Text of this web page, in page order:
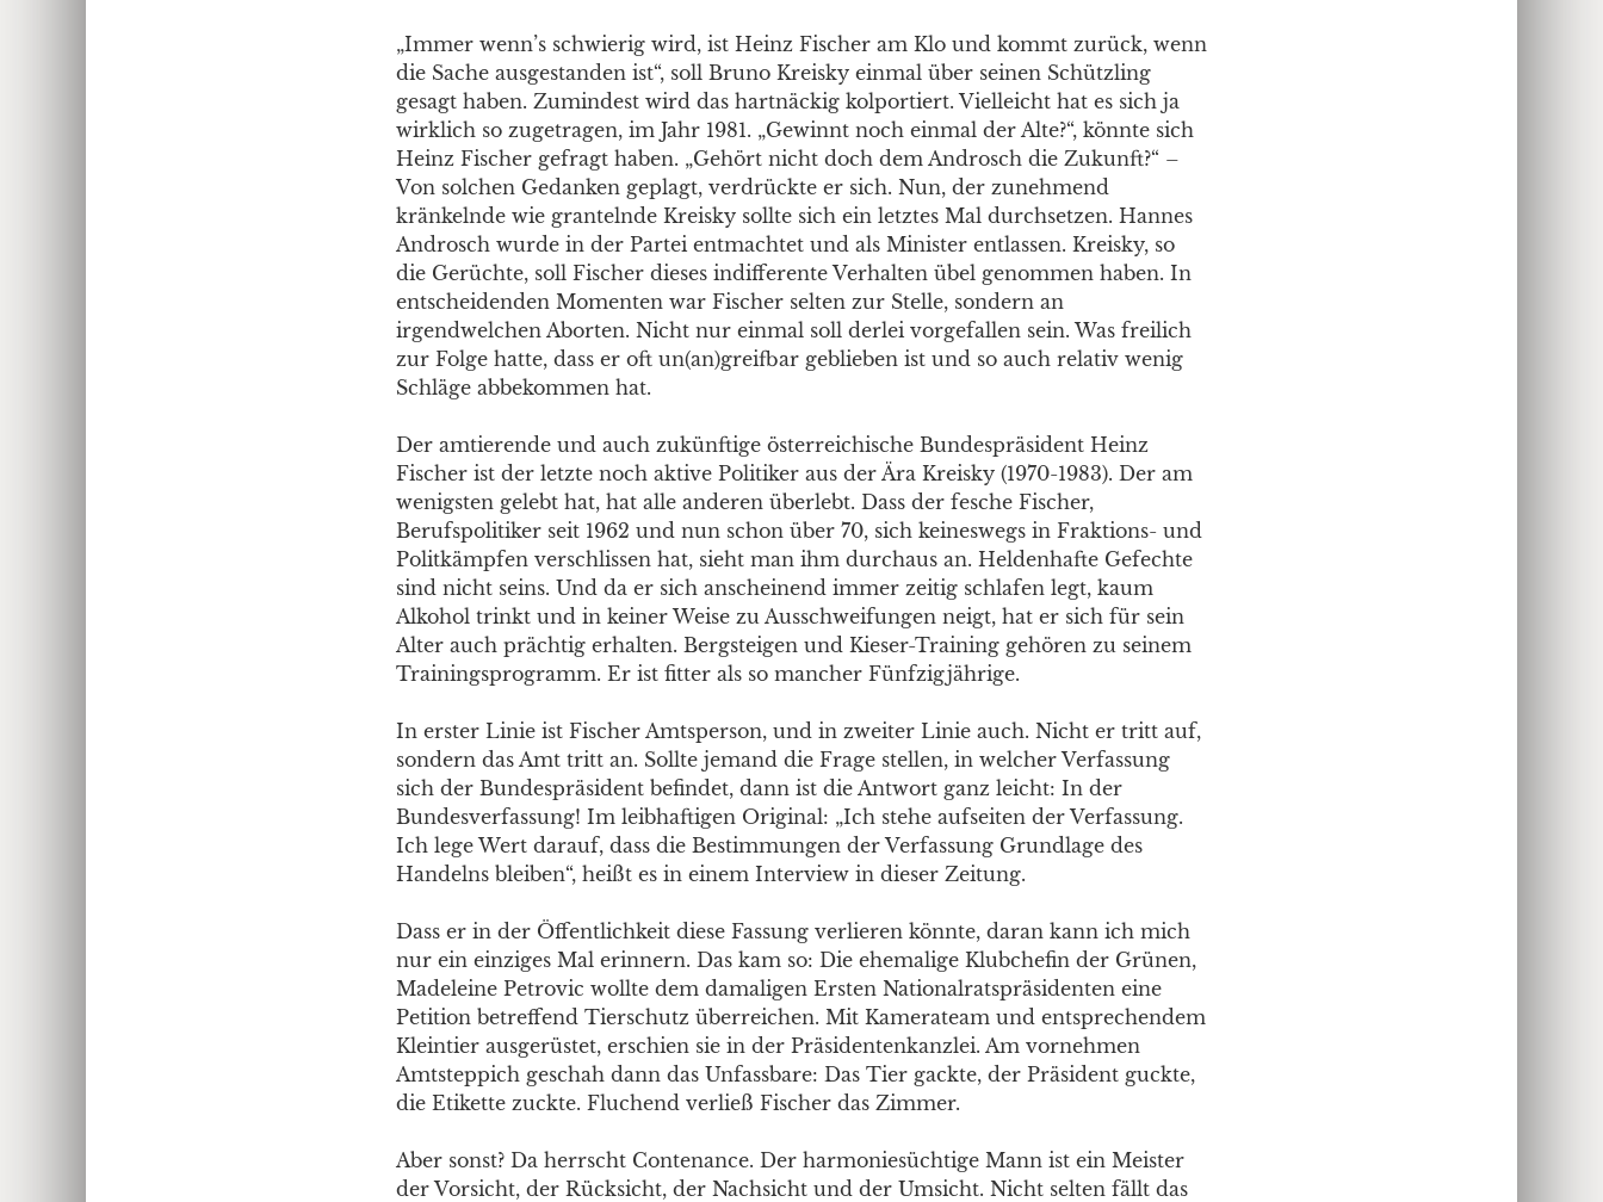
„Immer wenn’s schwierig wird, ist Heinz Fischer am Klo und kommt zurück, wenn
die Sache ausgestanden ist“, soll Bruno Kreisky einmal über seinen Schützling
gesagt haben. Zumindest wird das hartnäckig kolportiert. Vielleicht hat es sich ja
wirklich so zugetragen, im Jahr 1981. „Gewinnt noch einmal der Alte?“, könnte sich
Heinz Fischer gefragt haben. „Gehört nicht doch dem Androsch die Zukunft?“ –
Von solchen Gedanken geplagt, verdrückte er sich. Nun, der zunehmend
kränkelnde wie grantelnde Kreisky sollte sich ein letztes Mal durchsetzen. Hannes
Androsch wurde in der Partei entmachtet und als Minister entlassen. Kreisky, so
die Gerüchte, soll Fischer dieses indifferente Verhalten übel genommen haben. In
entscheidenden Momenten war Fischer selten zur Stelle, sondern an
irgendwelchen Aborten. Nicht nur einmal soll derlei vorgefallen sein. Was freilich
zur Folge hatte, dass er oft un(an)greifbar geblieben ist und so auch relativ wenig
Schläge abbekommen hat.
Der amtierende und auch zukünftige österreichische Bundespräsident Heinz
Fischer ist der letzte noch aktive Politiker aus der Ära Kreisky (1970-1983). Der am
wenigsten gelebt hat, hat alle anderen überlebt. Dass der fesche Fischer,
Berufspolitiker seit 1962 und nun schon über 70, sich keineswegs in Fraktions- und
Politkämpfen verschlissen hat, sieht man ihm durchaus an. Heldenhafte Gefechte
sind nicht seins. Und da er sich anscheinend immer zeitig schlafen legt, kaum
Alkohol trinkt und in keiner Weise zu Ausschweifungen neigt, hat er sich für sein
Alter auch prächtig erhalten. Bergsteigen und Kieser-Training gehören zu seinem
Trainingsprogramm. Er ist fitter als so mancher Fünfzigjährige.
In erster Linie ist Fischer Amtsperson, und in zweiter Linie auch. Nicht er tritt auf,
sondern das Amt tritt an. Sollte jemand die Frage stellen, in welcher Verfassung
sich der Bundespräsident befindet, dann ist die Antwort ganz leicht: In der
Bundesverfassung! Im leibhaftigen Original: „Ich stehe aufseiten der Verfassung.
Ich lege Wert darauf, dass die Bestimmungen der Verfassung Grundlage des
Handelns bleiben“, heißt es in einem Interview in dieser Zeitung.
Dass er in der Öffentlichkeit diese Fassung verlieren könnte, daran kann ich mich
nur ein einziges Mal erinnern. Das kam so: Die ehemalige Klubchefin der Grünen,
Madeleine Petrovic wollte dem damaligen Ersten Nationalratspräsidenten eine
Petition betreffend Tierschutz überreichen. Mit Kamerateam und entsprechendem
Kleintier ausgerüstet, erschien sie in der Präsidentenkanzlei. Am vornehmen
Amtsteppich geschah dann das Unfassbare: Das Tier gackte, der Präsident guckte,
die Etikette zuckte. Fluchend verließ Fischer das Zimmer.
Aber sonst? Da herrscht Contenance. Der harmoniesüchtige Mann ist ein Meister
der Vorsicht, der Rücksicht, der Nachsicht und der Umsicht. Nicht selten fällt das